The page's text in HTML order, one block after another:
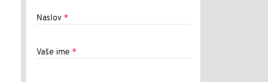
Naslov *
Vaše ime *